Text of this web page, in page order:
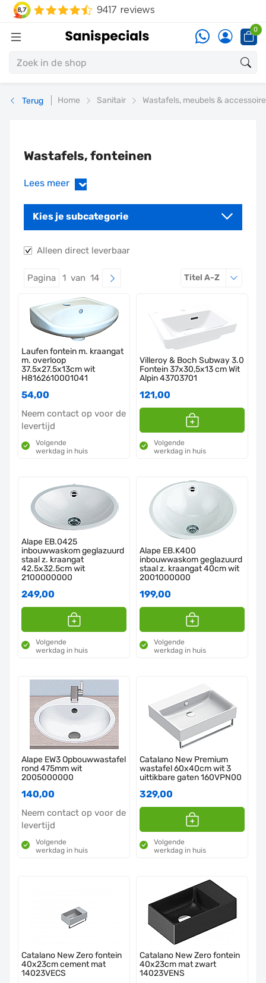
0
Terug Home Sanitair Wastafels, meubels &
Wastafels, fonteinen
Lees meer ›
Kies je subcategorie
Alleen direct leverbaar
Titel A-ZSorteren op
Pagina 1 van 14
Laufen fontein m. kraangat
m. overloop
37.5x27.5x13cm wit
H8162610001041
54,00
Neem contact op voor de
levertijd
Volgende
werkdag in huis
Villeroy & Boch Subway 3.0
Fontein 37x30,5x13 cm Wit
Alpin 43703701
121,00
Volgende
werkdag in huis
Alape EB.0425
inbouwwaskom geglazuurd
staal z. kraangat
42.5x32.5cm wit
2100000000
249,00
Volgende
werkdag in huis
Alape EB.K400
inbouwwaskom geglazuurd
staal z. kraangat 40cm wit
2001000000
199,00
Volgende
werkdag in huis
Alape EW3 Opbouwwastafel
rond 475mm wit
2005000000
140,00
Neem contact op voor de
levertijd
Volgende
werkdag in huis
Catalano New Premium
wastafel 60x40cm wit 3
uittikbare gaten 160VPN00
329,00
Volgende
werkdag in huis
Catalano New Zero fontein
40x23cm cement mat
14023VECS
Catalano New Zero fontein
40x23cm mat zwart
14023VENS